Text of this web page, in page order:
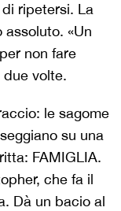
ripetersi. La
«Un
non fare
due volte.
le sagome
su una
FAMIGLIA.
che fa il
Dà un bacio al